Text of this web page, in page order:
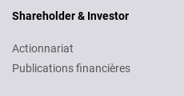
Shareholder & Investor
Actionnariat
Publications financières